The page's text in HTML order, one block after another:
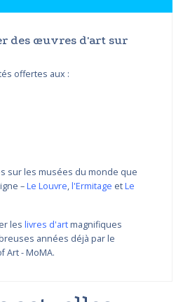
des œuvres d'art sur
offertes aux :
sur les musées du monde que
–Le Louvre,l'Ermitage etLe
les livres d'artmagnifiques
années déjà par le
Art - MoMA.